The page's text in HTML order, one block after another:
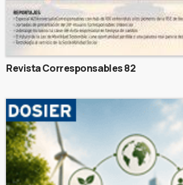
Revista Corresponsables 82